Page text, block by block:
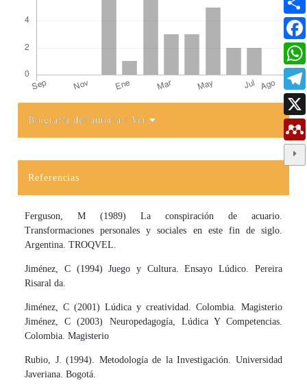
Biografía del autor/a/ Ver
Referencias
Ferguson, M (1989) La conspiración de acuario.
Transformaciones personales y sociales en este fin de siglo.
Argentina. TROQVEL.
Jiménez, C (1994) Juego y Cultura. Ensayo Lúdico. Pereira
Risaral­ da.
Jiménez, C (2001) Lúdica y creatividad. Colombia. Magisterio
Jiménez, C (2003) Neuropedagogía, Lúdica Y Competencias.
Colombia. Magisterio
Rubio, J. (1994). Metodología de la Investigación. Universidad
Javeriana. Bogotá.